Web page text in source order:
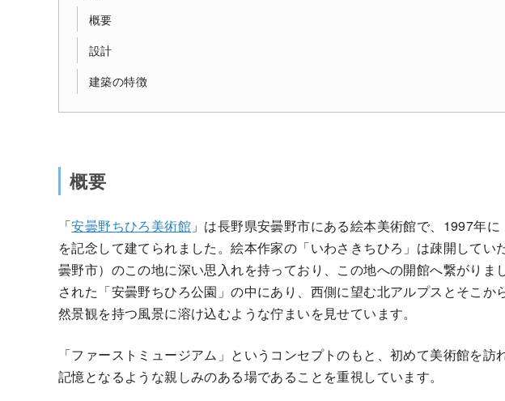
概要
設計
建築の特徴
概要
「安曇野ちひろ美術館 」は長野県安曇野市にある絵本美術館で、1997年
を記念して建てられました。絵本作家の「いわさきちひろ」は疎開してい
曇野市）のこの地に深い思入れを持っており、この地への開館へ繋がりま
された「安曇野ちひろ公園」の中にあり、西側に望む北アルプスとそこか
然景観を持つ風景に溶け込むような佇まいを見せています。
「ファーストミュージアム」というコンセプトのもと、初めて美術館を
記憶となるような親しみのある場であることを重視しています。